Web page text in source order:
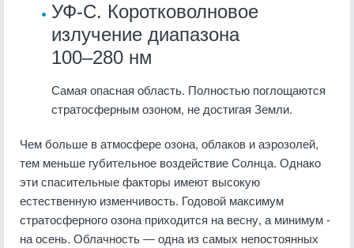
УФ-C. Коротковолновое
излучение диапазона
100–280 нм
Самая опасная область. Полностью поглощаются
стратосферным озоном, не достигая Земли.
Чем больше в атмосфере озона, облаков и аэрозолей,
тем меньше губительное воздействие Солнца. Однако
эти спасительные факторы имеют высокую
естественную изменчивость. Годовой максимум
стратосферного озона приходится на весну, а минимум -
на осень. Облачность ― одна из самых непостоянных